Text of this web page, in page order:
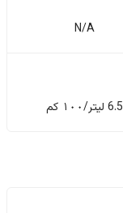
N/A
6.5 لیتر/١٠٠ کم